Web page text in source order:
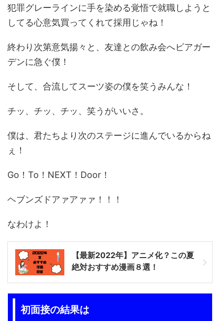
犯罪グレーラインに手を染める覚悟で就職しようと
してる心意気買ってくれて採用じゃね！
終わり次第意気揚々と、友達との飲み会へビアガー
デンに急ぐ僕！
そして、合流してスーツ姿の僕を笑うみんな！
チッ、チッ、チッ、笑うがいいさ。
僕は、君たちより次のステージに進んでいるからね
ぇ！
Go！To！NEXT！Door！
ヘブンズドアァアァァ！！！
なわけよ！
【最新2022年】アニメ化？この夏
絶対おすすめ漫画８選！
初面接の結果は